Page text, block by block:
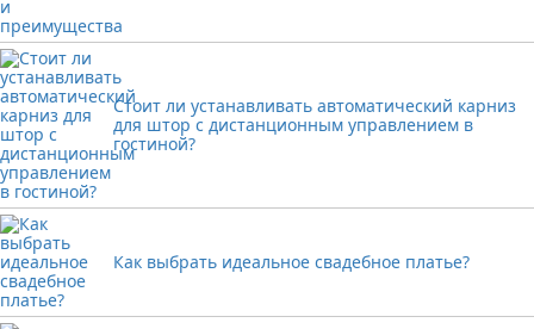
Стоит ли устанавливать автоматический карниз
для штор с дистанционным управлением в
гостиной?
Как выбрать идеальное свадебное платье?